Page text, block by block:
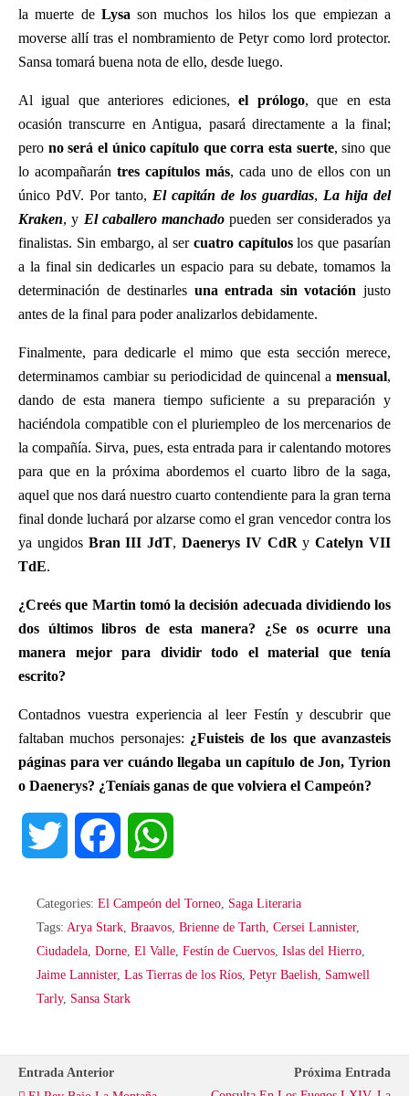
la muerte de Lysason muchos los hilos los que empiezan a
moverse allí tras el nombramiento de Petyr como lord protector.
Sansa tomará buena nota de ello, desde luego.
Al igual que anteriores ediciones,el prólogo, que en esta
ocasión transcurre en Antigua, pasará directamente a la final;
pero no será el único capítulo que corra esta suerte, sino que
lo acompañarán tres capítulos más, cada uno de ellos con un
único PdV. Por tanto, El capitán de los guardias, La hija del
Kraken, y El caballero manchado pueden ser considerados ya
finalistas. Sin embargo, al ser cuatro capítuloslos que pasarían
a la final sin dedicarles un espacio para su debate, tomamos la
determinación de destinarles una entrada sin votación justo
antes de la final para poder analizarlos debidamente.
Finalmente, para dedicarle el mimo que esta sección merece,
determinamos cambiar su periodicidad de quincenal a mensual,
dando de esta manera tiempo suficiente a su preparación y
haciéndola compatible con el pluriempleo de los mercenarios de
la compañía. Sirva, pues, esta entrada para ir calentando motores
para que en la próxima abordemos el cuarto libro de la saga,
aquel que nos dará nuestro cuarto contendiente para la gran terna
final donde luchará por alzarse como el gran vencedor contra los
ya ungidos Bran III JdT,Daenerys IV CdRyCatelyn VII
TdE.
¿Creés que Martin tomó la decisión adecuada dividiendo los
dos últimos libros de esta manera? ¿Se os ocurre una
manera mejor para dividir todo el material que tenía
escrito?
Contadnos vuestra experiencia al leer Festín y descubrir que
faltaban muchos personajes: ¿Fuisteis de los que avanzasteis
páginas para ver cuándo llegaba un capítulo de Jon, Tyrion
o Daenerys? ¿Teníais ganas de que volviera el Campeón?
i
t
e
c
e
a
t
Categories: El Campeón del Torneo, Saga Literaria
Tags: Arya Stark, Braavos, Brienne de Tarth, Cersei Lannister,
Ciudadela, Dorne, El Valle, Festín de Cuervos, Islas del Hierro,
Jaime Lannister, Las Tierras de los Ríos, Petyr Baelish, Samwell
Tarly, Sansa Stark
Entrada Anterior
Próxima Entrada